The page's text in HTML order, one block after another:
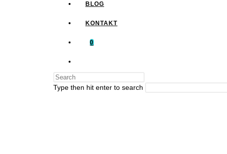
BLOG
KONTAKT
0
Type then hit enter to search